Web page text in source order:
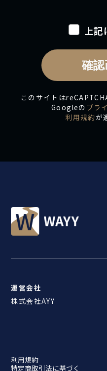
2. 利用目的につい
当サイトではお客様
によって行ないます。
個人情報を以下の業
3. 個人情報の安全
当サイトは、ご提供
情報の安全性を確保
改ざん、漏えいの防
下の場合を除き、原
上記
確
このサイトは
Googleの プラ
利用規約が
紳
士
の
し
み
WAYY
運営会社
株式会社AYY
利用規約
特定商取引法に基づく